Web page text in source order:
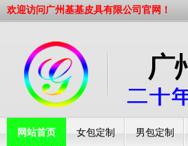
欢迎访问广州基基皮具有限公司官网！
网站首页 女包定制 男包定制